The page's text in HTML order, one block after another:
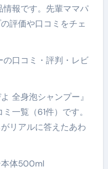
報です。先輩ママパ
評価や口コミをチェ
口コミ・評判・レビ
全身泡シャンプー』
一覧（61件）です。
リアルに答えたあわ
本体500ml